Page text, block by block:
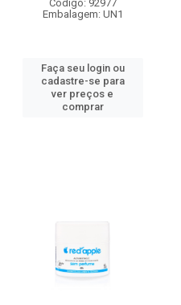
Código: 92977
Embalagem: UN1
Faça seu login ou
cadastre-se para
ver preços e
comprar